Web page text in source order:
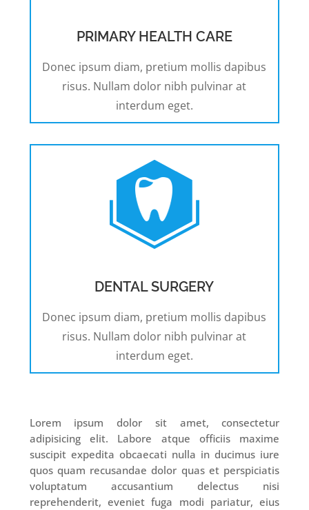
PRIMARY HEALTH CARE
Donec ipsum diam, pretium mollis dapibus
risus. Nullam dolor nibh pulvinar at
interdum eget.
DENTAL SURGERY
Donec ipsum diam, pretium mollis dapibus
risus. Nullam dolor nibh pulvinar at
interdum eget.
Lorem ipsum dolor sit amet, consectetur
adipisicing elit. Labore atque officiis maxime
suscipit expedita obcaecati nulla in ducimus iure
quos quam recusandae dolor quas et perspiciatis
voluptatum accusantium delectus nisi
reprehenderit, eveniet fuga modi pariatur, eius